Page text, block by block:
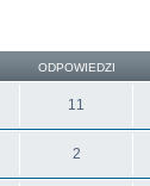
ODPOWIEDZI
11
2